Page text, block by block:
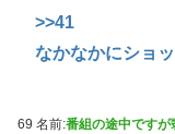
>>41
なかなかにショ
69 名前:番組の途中です